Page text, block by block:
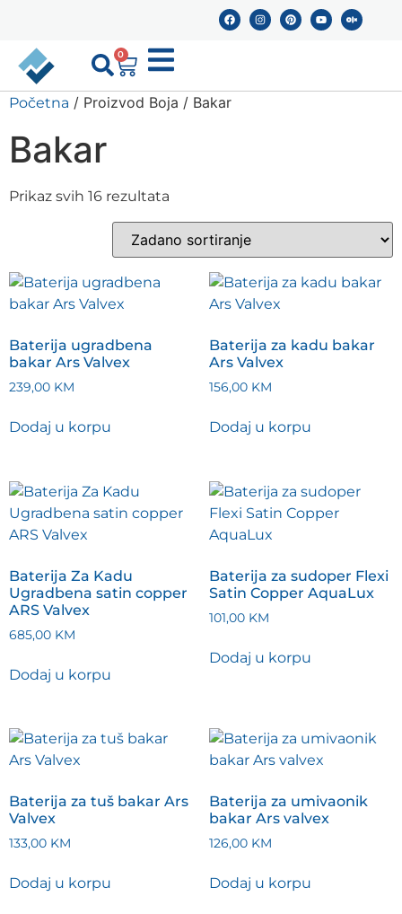
0
Početna / Proizvod Boja / Bakar
Bakar
Prikaz svih 16 rezultata
Baterija ugradbena
bakar Ars Valvex
239,00 KM
Dodaj u korpu
Baterija za kadu bakar
Ars Valvex
156,00 KM
Dodaj u korpu
Baterija Za Kadu
Ugradbena satin copper
ARS Valvex
685,00 KM
Dodaj u korpu
Baterija za sudoper Flexi
Satin Copper AquaLux
101,00 KM
Dodaj u korpu
Baterija za tuš bakar Ars
Valvex
133,00 KM
Dodaj u korpu
Baterija za umivaonik
bakar Ars valvex
126,00 KM
Dodaj u korpu